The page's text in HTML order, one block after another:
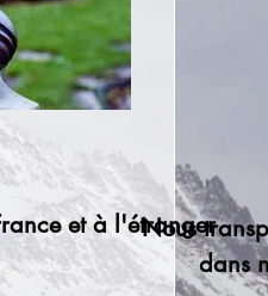
et à l'étranger
Nous
dans